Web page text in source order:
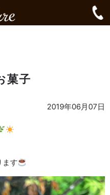
菓子
2019年06月07日
ます